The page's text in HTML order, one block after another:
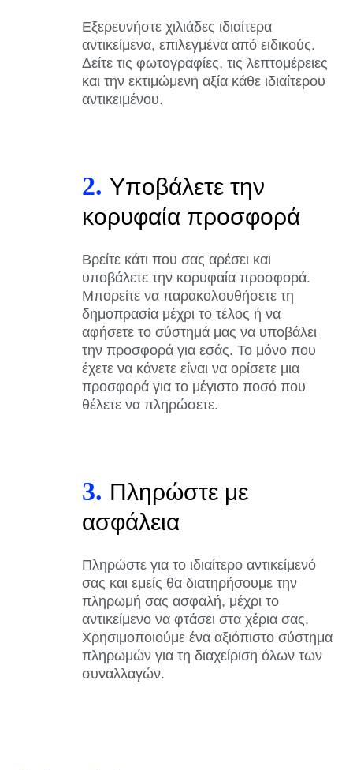
Εξερευνήστε χιλιάδες ιδιαίτερα
αντικείμενα, επιλεγμένα από ειδικούς.
Δείτε τις φωτογραφίες, τις λεπτομέρειες
και την εκτιμώμενη αξία κάθε ιδιαίτερου
αντικειμένου.
2. Υποβάλετε την
κορυφαία προσφορά
Βρείτε κάτι που σας αρέσει και
υποβάλετε την κορυφαία προσφορά.
Μπορείτε να παρακολουθήσετε τη
δημοπρασία μέχρι το τέλος ή να
αφήσετε το σύστημά μας να υποβάλει
την προσφορά για εσάς. Το μόνο που
έχετε να κάνετε είναι να ορίσετε μια
προσφορά για το μέγιστο ποσό που
θέλετε να πληρώσετε.
3. Πληρώστε με
ασφάλεια
Πληρώστε για το ιδιαίτερο αντικείμενό
σας και εμείς θα διατηρήσουμε την
πληρωμή σας ασφαλή, μέχρι το
αντικείμενο να φτάσει στα χέρια σας.
Χρησιμοποιούμε ένα αξιόπιστο σύστημα
πληρωμών για τη διαχείριση όλων των
συναλλαγών.